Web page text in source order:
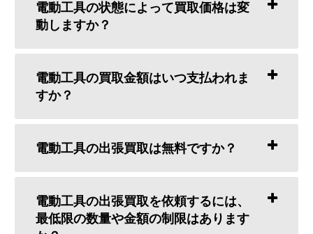
電動工具の状態によって買取価格は変
動しますか？
電動工具の買取金額はいつ支払われま
すか？
電動工具の出張買取は無料ですか？
電動工具の出張買取を依頼するには、
最低限の数量や金額の制限はあります